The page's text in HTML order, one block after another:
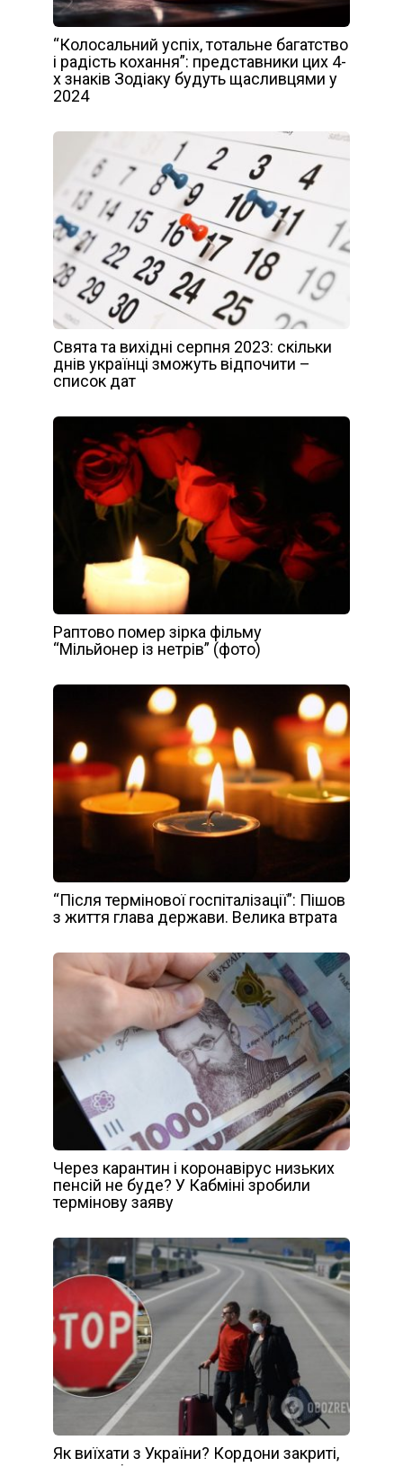
“Колосальний успіх, тотальне багатство
і радість кохання”: представники цих 4-
х знаків Зодіаку будуть щасливцями у
2024
Свята та вихідні серпня 2023: скільки
днів українці зможуть відпочити –
список дат
Раптово помер зірка фільму
“Мільйонер із нетрів” (фото)
“Після термінової госпіталізації”: Пішов
з життя глава держави. Велика втрата
Через карантин і коронавірус низьких
пенсій не буде? У Кабміні зробили
термінову заяву
Як виїхати з України? Кордони закриті,